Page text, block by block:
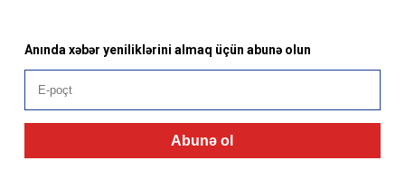
Anında xəbər yeniliklərini almaq üçün abunə olun
Abunə ol